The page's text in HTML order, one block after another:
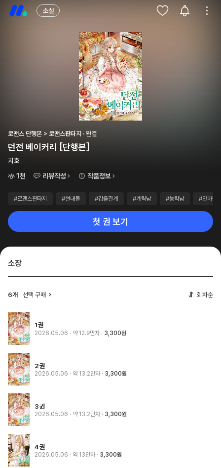
소설
로맨스 단행본 > 로맨스판타지 · 완결
던전 베이커리 [단행본]
치호
1천
리뷰작성 작품정보
#로맨스판타지 #현대물 #갑을관계 #계략남 #능력남 #연하남
첫 권 보기
소장
6개 선택 구매 회차순
1권
2026.05.06 · 약 12.9만자 3,300원
2권
2026.05.06 · 약 13.2만자 3,300원
3권
2026.05.06 · 약 13.2만자 3,300원
4권
2026.05.06 · 약 13만자 3,300원